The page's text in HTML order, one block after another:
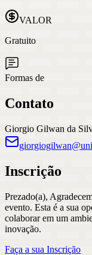
VALOR
Gratuito
Formas de
Contato
Giorgio Gilwan da
Inscrição
Prezado(a),
evento. Esta é a sua
colaborar em um
inovação.
Faça a sua Inscrição